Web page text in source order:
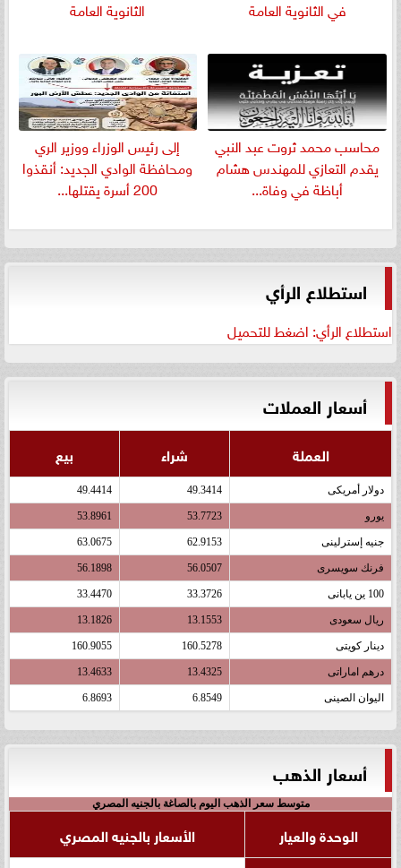
في الثانوية العامة
الثانوية العامة
​محاسب محمد ثروت عبد النبي
يقدم التعازي للمهندس هشام
أباظة في وفاة...
إلى رئيس الوزراء ووزير الري
ومحافظة الوادي الجديد: أنقذوا
200 أسرة يقتلها...
استطلاع الرأي
استطلاع الرأي: اضغط للتحميل
أسعار العملات
العملة شراء بيع
دولار أمريكى 49.3414
49.4414
يورو 53.7723
53.8961
جنيه إسترلينى 62.9153
63.0675
فرنك سويسرى 56.0507
56.1898
100 ين يابانى 33.3726
33.4470
ريال سعودى 13.1553
13.1826
دينار كويتى 160.5278
160.9055
درهم اماراتى 13.4325
13.4633
اليوان الصينى 6.8549
6.8693
أسعار الذهب
متوسط سعر الذهب اليوم بالصاغة بالجنيه المصري
الوحدة والعيار
الأسعار بالجنيه المصري